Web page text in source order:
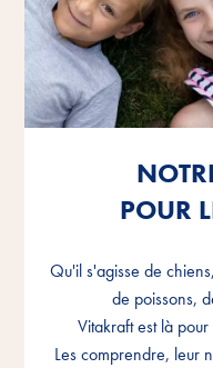
POUR
Qu'il s'agisse de
de poissons,
Vitakraft est là
Les comprendre, leur
POUR
Qu'il s'agisse de
de poissons,
Vitakraft est là
Les comprendre, leur
POUR
Qu'il s'agisse de
de poissons,
Vitakraft est là
Les comprendre, leur